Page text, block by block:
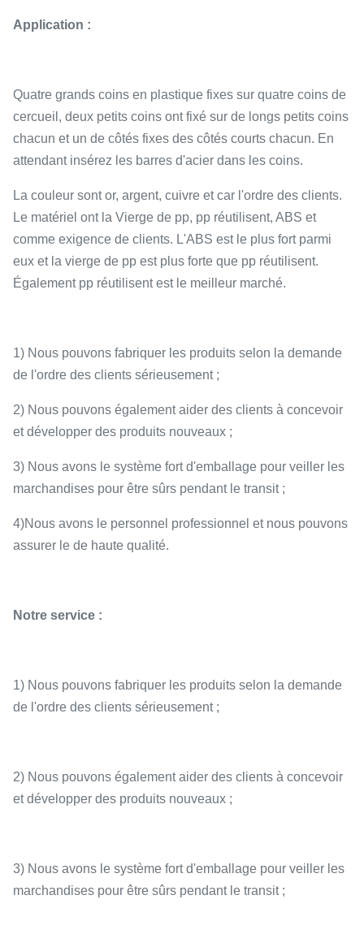
Application :
Quatre grands coins en plastique fixes sur quatre coins de
cercueil, deux petits coins ont fixé sur de longs petits coins
chacun et un de côtés fixes des côtés courts chacun. En
attendant insérez les barres d'acier dans les coins.
La couleur sont or, argent, cuivre et car l'ordre des clients.
Le matériel ont la Vierge de pp, pp réutilisent, ABS et
comme exigence de clients. L'ABS est le plus fort parmi
eux et la vierge de pp est plus forte que pp réutilisent.
Également pp réutilisent est le meilleur marché.
1) Nous pouvons fabriquer les produits selon la demande
de l'ordre des clients sérieusement ;
2) Nous pouvons également aider des clients à concevoir
et développer des produits nouveaux ;
3) Nous avons le système fort d'emballage pour veiller les
marchandises pour être sûrs pendant le transit ;
4)Nous avons le personnel professionnel et nous pouvons
assurer le de haute qualité.
Notre service :
1) Nous pouvons fabriquer les produits selon la demande
de l'ordre des clients sérieusement ;
2) Nous pouvons également aider des clients à concevoir
et développer des produits nouveaux ;
3) Nous avons le système fort d'emballage pour veiller les
marchandises pour être sûrs pendant le transit ;